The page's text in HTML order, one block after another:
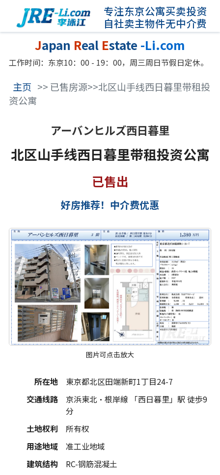
专注东京公寓买卖投资
自社卖主物件无中介费
Japan Real Estate -Li.com
工作时间：东京10：00 - 19：00，周三周日节假日定休。
主页 >> 已售房源>>北区山手线西日暮里带租投
资公寓
アーバンヒルズ西日暮里
北区山手线西日暮里带租投资公寓
已售出
好房推荐！中介费优惠
图片可点击放大
所在地
東京都北区田端新町1丁目24-7
交通线路
京浜東北・根岸線 「西日暮里」駅 徒歩9
分
土地权利
所有权
用途地域
准工业地域
建筑结构
RC-钢筋混凝土